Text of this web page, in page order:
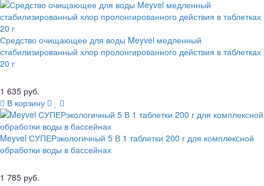
Средство очищающее для воды Meyvel медленный
стабилизированный хлор пролонгированного действия в таблетках
20 г
1 635 руб.
В корзину
Meyvel СУПЕРэкологичный 5 В 1 таблетки 200 г для комплексной
обработки воды в бассейнах
1 785 руб.